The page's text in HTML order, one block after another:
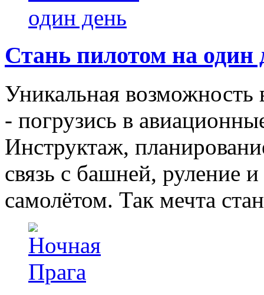
Стань пилотом на один
Уникальная возможность
- погрузись в
Инструктаж,
связь с башней, руление
самолётом. Так мечта